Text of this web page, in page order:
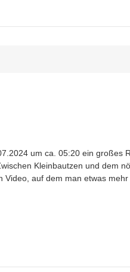
um ca. 05:20 ein großes
Kleinbautzen und dem
Video, auf dem man etwas